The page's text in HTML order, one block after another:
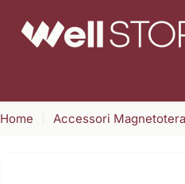
contenuto
Home Accessori